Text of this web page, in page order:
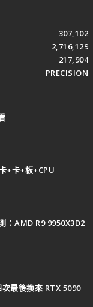
307,102
2,716,129
217,904
PRECISION
+卡+板+CPU
：AMD R9 9950X3D2
最後換來 RTX 5090